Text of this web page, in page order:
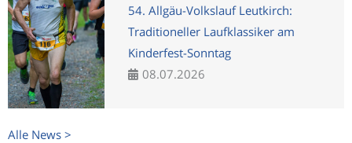
54. Allgäu-Volkslauf Leutkirch:
Traditioneller Laufklassiker am
Kinderfest-Sonntag
08.07.2026
Alle News >